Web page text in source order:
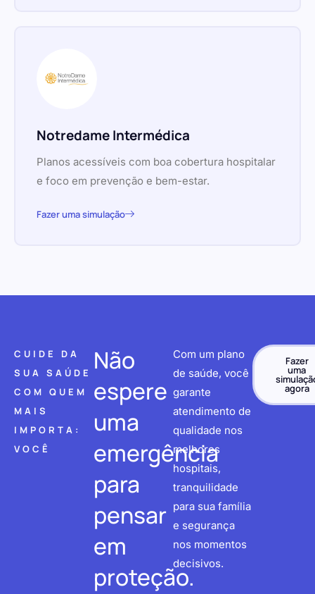
Notredame Intermédica
Planos acessíveis com boa cobertura hospitalar
e foco em prevenção e bem-estar.
Fazer uma simulação
CUIDE DA
SUA SAÚDE
COM QUEM
MAIS
IMPORTA:
VOCÊ
Não
espere
uma
emergência
para
pensar
em
proteção.
Com um plano
de saúde, você
garante
atendimento de
qualidade nos
melhores
hospitais,
tranquilidade
para sua família
e segurança
nos momentos
decisivos.
Fazer
uma
agora